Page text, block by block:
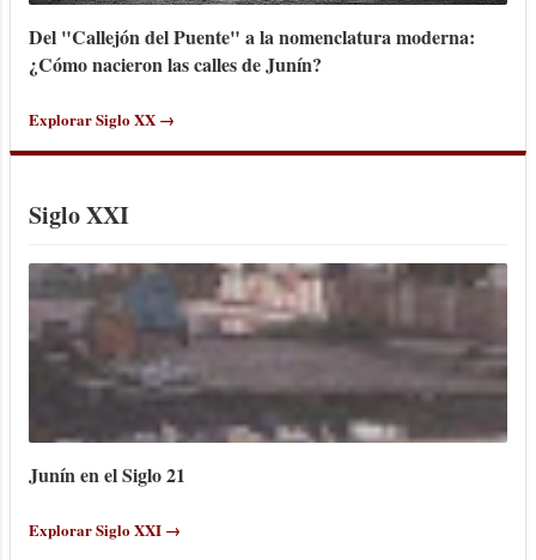
Del "Callejón del Puente" a la nomenclatura moderna:
¿Cómo nacieron las calles de Junín?
Explorar Siglo XX →
Siglo XXI
Junín en el Siglo 21
Explorar Siglo XXI →